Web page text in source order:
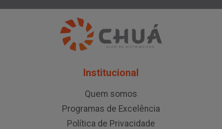
Institucional
Quem somos
Programas de Excelência
Política de Privacidade